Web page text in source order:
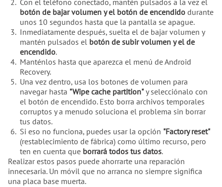
Con el teléfono conectado, mantén pulsados a la vez el
botón de bajar volumen y el botón de encendido durante
unos 10 segundos hasta que la pantalla se apague.
Inmediatamente después, suelta el de bajar volumen y
mantén pulsados el botón de subir volumen y el de
encendido.
Manténlos hasta que aparezca el menú de Android
Recovery.
Una vez dentro, usa los botones de volumen para
navegar hasta "Wipe cache partition"y selecciónalo con
el botón de encendido. Esto borra archivos temporales
corruptos y a menudo soluciona el problema sin borrar
tus datos.
Si eso no funciona, puedes usar la opción "Factory reset"
(restablecimiento de fábrica) como último recurso, pero
ten en cuenta que borrará todos tus datos.
Realizar estos pasos puede ahorrarte una reparación
innecesaria. Un móvil que no arranca no siempre significa
una placa base muerta.